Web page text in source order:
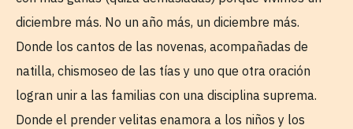
diciembre más. No un año más, un diciembre más.
Donde los cantos de las novenas, acompañadas de
natilla, chismoseo de las tías y uno que otra oración
logran unir a las familias con una disciplina suprema.
Donde el prender velitas enamora a los niños y los